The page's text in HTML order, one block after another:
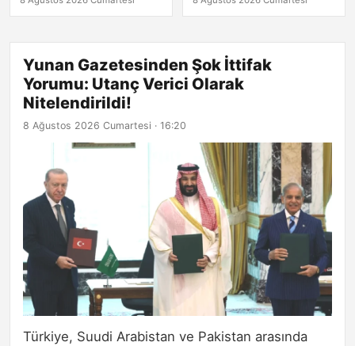
Ağustos!
Yunan Gazetesinden Şok İttifak
Yorumu: Utanç Verici Olarak
Nitelendirildi!
8 Ağustos 2026 Cumartesi · 16:20
Türkiye, Suudi Arabistan ve Pakistan arasında